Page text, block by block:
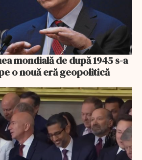
mondială de după 1945 s-a
o nouă eră geopolitică